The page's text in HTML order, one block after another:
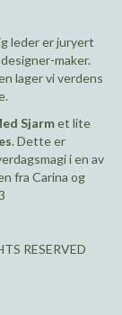
leder er juryert
maker.
lager vi verdens
Sjarmet lite
. Dette er
i en av
fra Carina og
RESERVED